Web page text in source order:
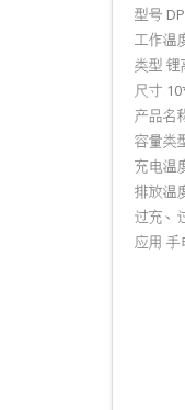
型号
工作温
类型 锂
尺寸
产品名
容量类
充电温
排放温
过充、
应用 手